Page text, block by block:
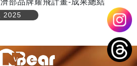
部品牌耀飛計畫-成果總結
2025